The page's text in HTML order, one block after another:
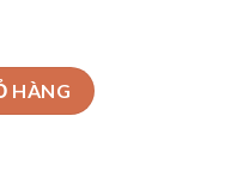
số lượng
HÀNG